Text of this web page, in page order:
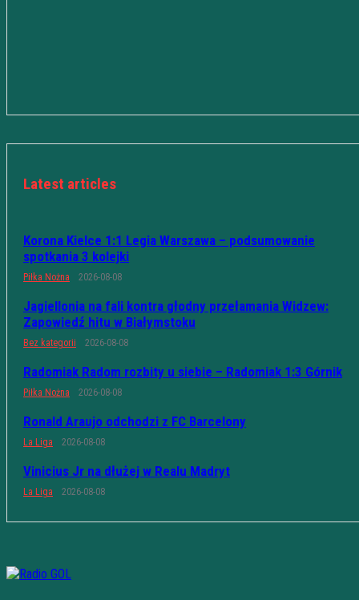
Latest articles
Korona Kielce 1:1 Legia Warszawa – podsumowanie
spotkania 3 kolejki
Piłka Nożna 2026-08-08
Jagiellonia na fali kontra głodny przełamania Widzew:
Zapowiedź hitu w Białymstoku
Bez kategorii 2026-08-08
Radomiak Radom rozbity u siebie – Radomiak 1:3 Górnik
Piłka Nożna 2026-08-08
Ronald Araujo odchodzi z FC Barcelony
La Liga 2026-08-08
Vinicius Jr na dłużej w Realu Madryt
La Liga 2026-08-08